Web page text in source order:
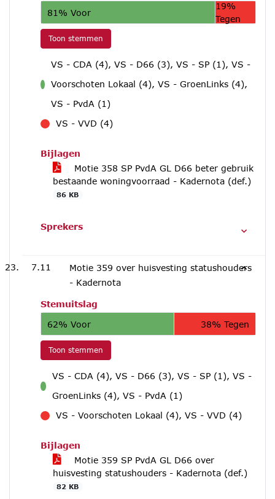
81% Voor
19%
Tegen
Toon stemmen
VS - CDA (4), VS - D66 (3), VS - SP (1), VS -
Voorschoten Lokaal (4), VS - GroenLinks (4),
VS - PvdA (1)
VS - VVD (4)
Bijlagen
Motie 358 SP PvdA GL D66 beter gebruik
bestaande woningvoorraad - Kadernota (def.)
86 KB
Sprekers
7.11
Motie 359 over huisvesting statushouders
- Kadernota
Stemuitslag
62% Voor
38% Tegen
Toon stemmen
voor
VS - CDA (4), VS - D66 (3), VS - SP (1), VS -
GroenLinks (4), VS - PvdA (1)
VS - Voorschoten Lokaal (4), VS - VVD (4)
Bijlagen
Motie 359 SP PvdA GL D66 over
huisvesting statushouders - Kadernota (def.)
82 KB